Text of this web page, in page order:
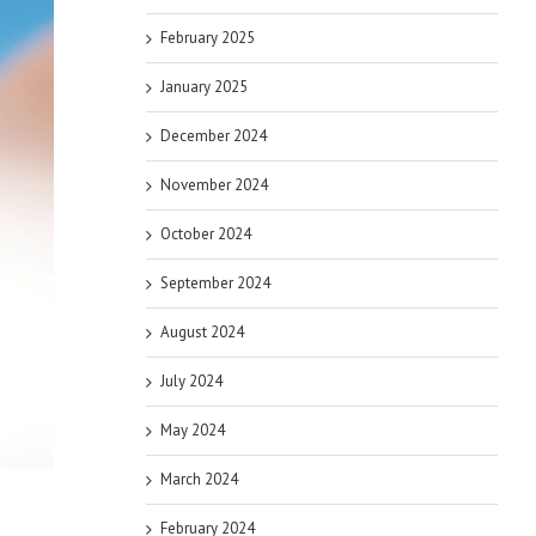
February 2025
January 2025
December 2024
November 2024
October 2024
September 2024
August 2024
July 2024
May 2024
March 2024
February 2024